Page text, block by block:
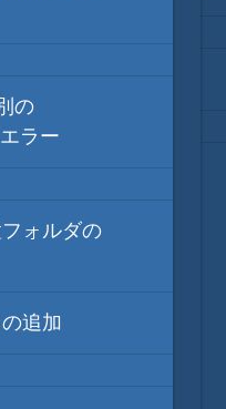
の
ラー
ォルダの
追加
ジ